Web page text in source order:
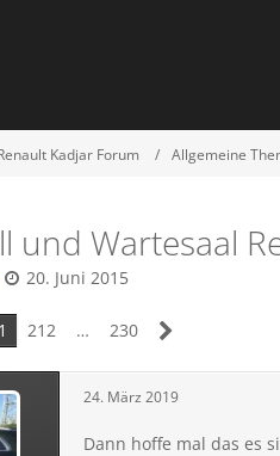
Kadjar Forum Allgemeine
und Wartesaal
20. Juni 2015
212 … 230
24. März 2019
Dann hoffe mal das es